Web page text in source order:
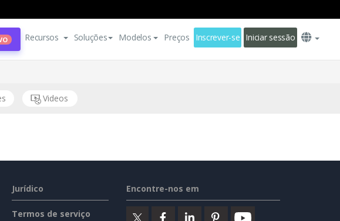
Recursos Soluções Modelos Preços Inscrever-se Iniciar sessão
Videos
Jurídico
Termos de serviço
Encontre-nos em